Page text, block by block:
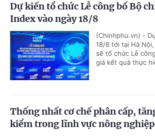
Dự kiến tổ chức Lễ công bố Bộ
Index vào ngày 18/8
(Chinhphu.vn) -
18/8 tới tại Hà
sẽ tổ chức Lễ
giá kết quả thực
Thống nhất cơ chế phân cấp,
kiểm trong lĩnh vực nông nghiệp